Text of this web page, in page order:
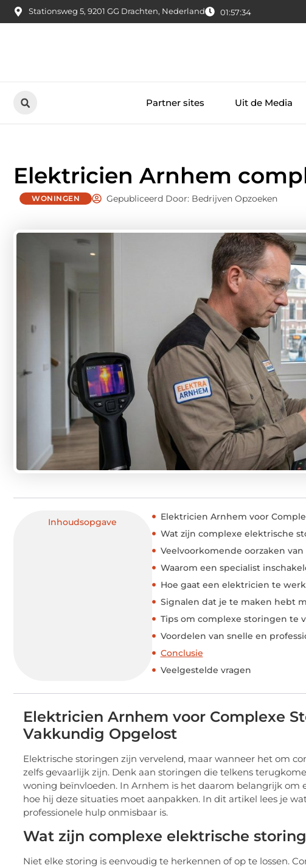
Stationsweg 5, 9201 GG Drachten, Nederland 01:57:35
Partner sites Uit de Media
Elektricien Arnhem
WONINGEN Gepubliceerd Door: Bedrijven Opzoeken
Inhoudsopgave
Elektricien Arnhem voor
Wat zijn complexe elektrische
Veelvoorkomende oorzaken
Waarom een specialist
Hoe gaat een elektricien te
Signalen dat je te maken hebt
Tips om complexe storingen te
Voordelen van snelle en
Conclusie
Veelgestelde vragen
Elektricien Arnhem voor Complexe
Vakkundig Opgelost
Elektrische storingen zijn vervelend, maar wanneer het om
zelfs gevaarlijk zijn. Denk aan storingen die telkens
woning beïnvloeden. In Arnhem is het daarom belangrijk om
hoe hij deze situaties moet aanpakken. In dit artikel lees je
professionele hulp onmisbaar is.
Wat zijn complexe elektrische
Niet elke storing is eenvoudig te herkennen of op te lossen.